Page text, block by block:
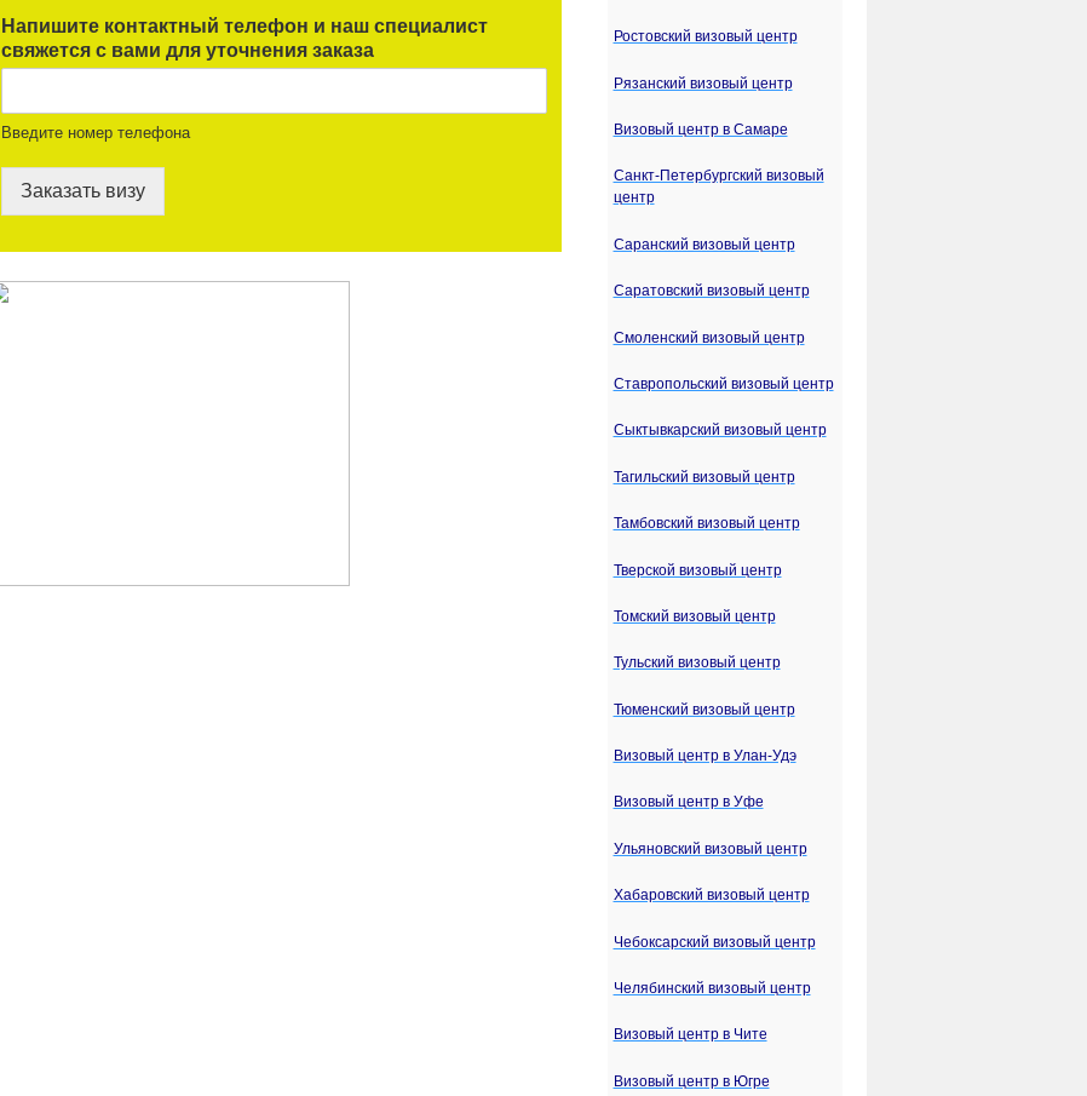
Напишите контактный телефон и наш специалист
свяжется с вами для уточнения заказа
Введите номер телефона
Заказать визу
Ростовский визовый центр
Рязанский визовый центр
Визовый центр в Самаре
Санкт-Петербургский визовый
центр
Саранский визовый центр
Саратовский визовый центр
Смоленский визовый центр
Ставропольский визовый центр
Сыктывкарский визовый центр
Тагильский визовый центр
Тамбовский визовый центр
Тверской визовый центр
Томский визовый центр
Тульский визовый центр
Тюменский визовый центр
Визовый центр в Улан-Удэ
Визовый центр в Уфе
Ульяновский визовый центр
Хабаровский визовый центр
Чебоксарский визовый центр
Челябинский визовый центр
Визовый центр в Чите
Визовый центр в Югре